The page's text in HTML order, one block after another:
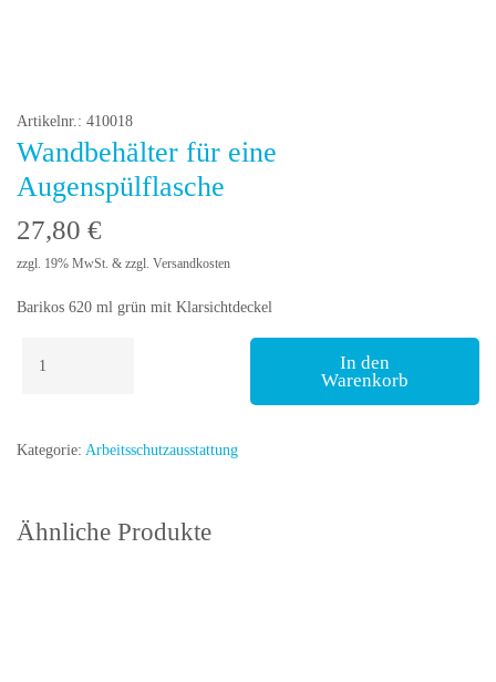
Artikelnr.: 410018
Wandbehälter für eine
Augenspülflasche
27,80 €
zzgl. 19% MwSt. & zzgl. Versandkosten
Barikos 620 ml grün mit Klarsichtdeckel
Menge
In den
Warenkorb
Kategorie: Arbeitsschutzausstattung
Ähnliche Produkte